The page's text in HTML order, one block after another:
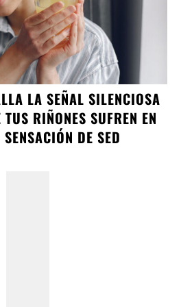
LA SEÑAL SILENCIOSA
RIÑONES SUFREN EN
DE SED